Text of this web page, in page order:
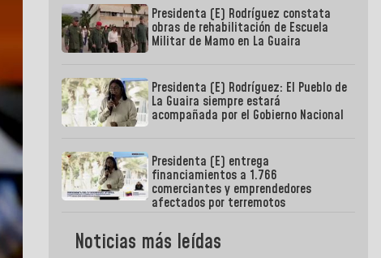
Presidenta (E) Rodríguez constata
obras de rehabilitación de Escuela
Militar de Mamo en La Guaira
Presidenta (E) Rodríguez: El Pueblo de
La Guaira siempre estará
acompañada por el Gobierno Nacional
Presidenta (E) entrega
financiamientos a 1.766
comerciantes y emprendedores
afectados por terremotos
Noticias más leídas